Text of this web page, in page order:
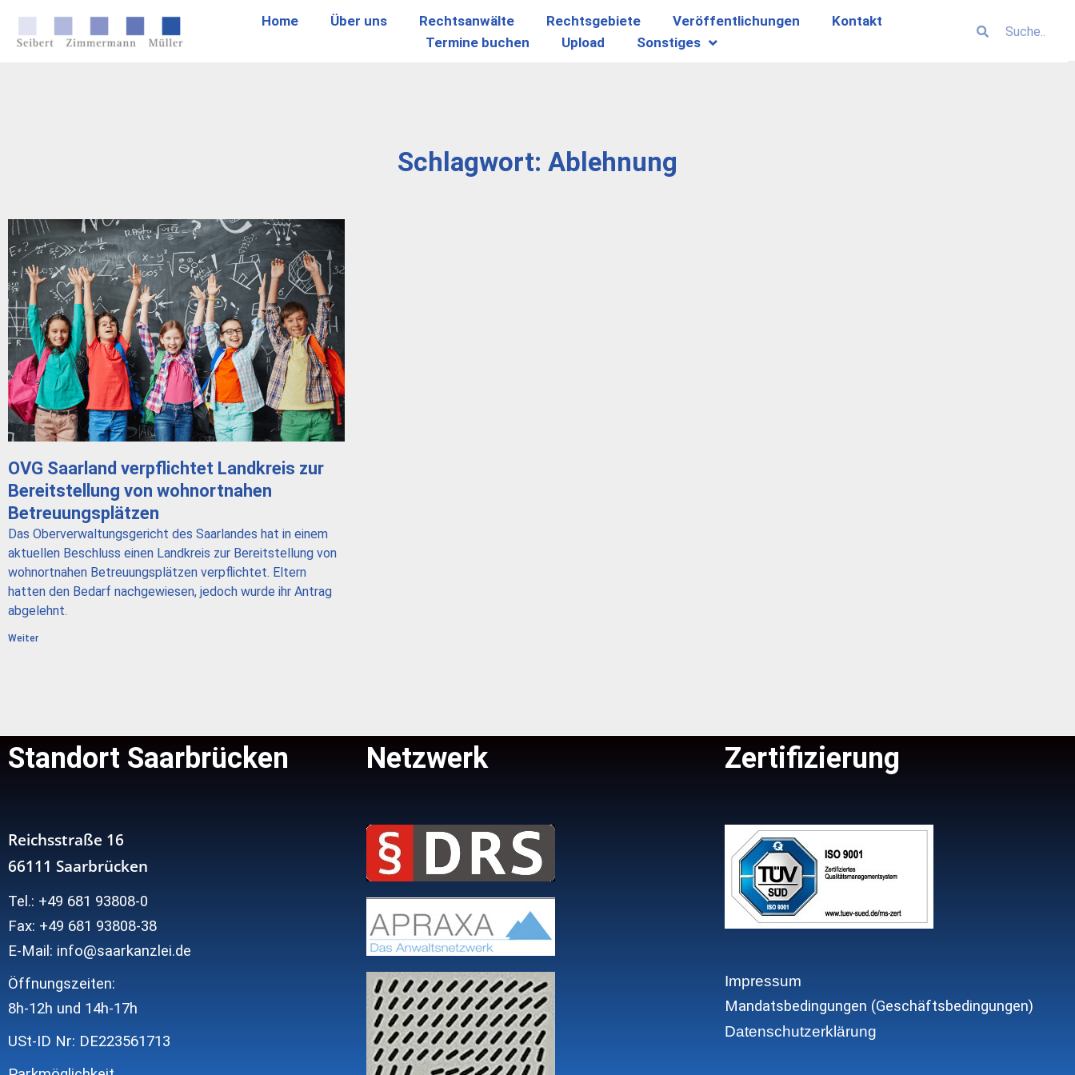
Home Über uns Rechtsanwälte Rechtsgebiete Veröffentlichungen
Kontakt
Termine buchen
Upload Sonstiges
Schlagwort: Ablehnung
OVG Saarland verpflichtet Landkreis zur
Bereitstellung von wohnortnahen
Betreuungsplätzen
Das Oberverwaltungsgericht des Saarlandes hat in einem
aktuellen Beschluss einen Landkreis zur Bereitstellung von
wohnortnahen Betreuungsplätzen verpflichtet. Eltern
hatten den Bedarf nachgewiesen, jedoch wurde ihr Antrag
abgelehnt.
Weiter
Standort Saarbrücken
Reichsstraße 16
66111 Saarbrücken
Tel.: +49 681 93808-0
Fax: +49 681 93808-38
E-Mail: info@saarkanzlei.de
Öffnungszeiten:
8h-12h und 14h-17h
USt-ID Nr: DE223561713
Netzwerk Zertifizierung
Impressum
Mandatsbedingungen (Geschäftsbedingungen)
Datenschutzerklärung